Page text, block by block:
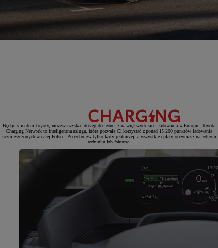
Będąc Klientem Toyoty, możesz uzyskać dostęp do jednej z największych sieci ładowania w Europie. Toyota
Charging Network to inteligentna usługa, która pozwala Ci korzystać z ponad 15 200 punktów ładowania
rozmieszczonych w całej Polsce. Potrzebujesz tylko karty płatniczej, a wszystkie opłaty otrzymasz na jednym
rachunku lub fakturze.